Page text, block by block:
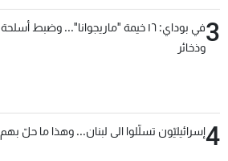
3
في بوداي: ١٦ خيمة "ماريجوانا"... وضبط أسلحة
وذخائر
4إسرائيليّون تسلّلوا الى لبنان... وهذا ما حلّ بهم